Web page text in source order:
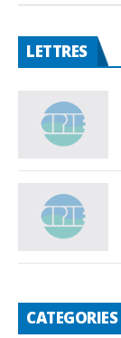
LETTRES
CATEGORIES